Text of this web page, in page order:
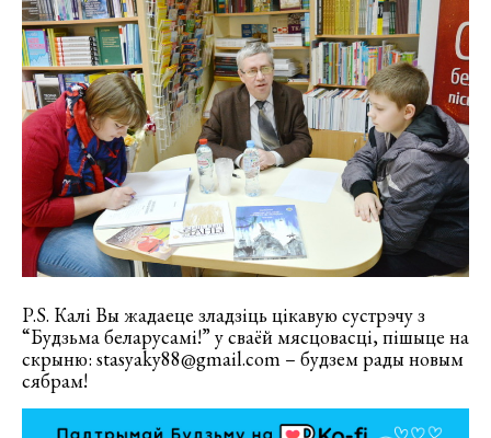
P.S. Калі Вы жадаеце зладзіць цікавую сустрэчу з
“Будзьма беларусамі!” у сваёй мясцовасці, пішыце на
скрыню: stasyaky88@gmail.com – будзем рады новым
сябрам!